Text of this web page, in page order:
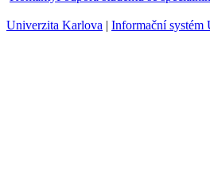
Univerzita Karlova Informační systém